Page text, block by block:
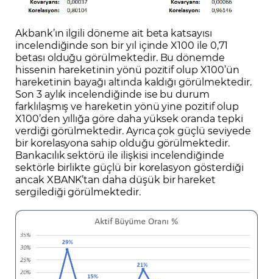
Akbank’ın ilgili döneme ait beta katsayısı
incelendiğinde son bir yıl içinde X100 ile 0,71
betası olduğu görülmektedir. Bu dönemde
hissenin hareketinin yönü pozitif olup X100’ün
hareketinin bayağı altında kaldığı görülmektedir.
Son 3 aylık incelendiğinde ise bu durum
farklılaşmış ve hareketin yönü yine pozitif olup
X100’den yıllığa göre daha yüksek oranda tepki
verdiği görülmektedir. Ayrıca çok güçlü seviyede
bir korelasyona sahip olduğu görülmektedir.
Bankacılık sektörü ile ilişkisi incelendiğinde
sektörle birlikte güçlü bir korelasyon gösterdiği
ancak XBANK’tan daha düşük bir hareket
sergilediği görülmektedir.